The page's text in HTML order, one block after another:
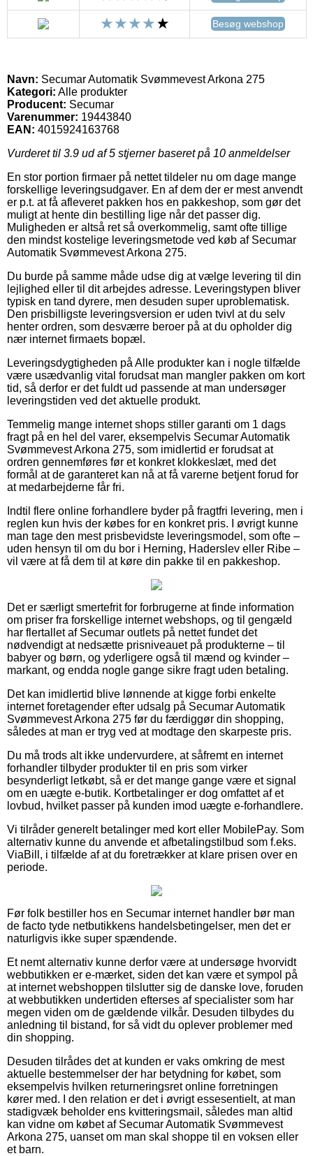
Besøg webshop
Navn: Secumar Automatik Svømmevest Arkona 275
Kategori: Alle produkter
Producent: Secumar
Varenummer: 19443840
EAN: 4015924163768
Vurderet til 3.9 ud af 5 stjerner baseret på 10 anmeldelser
En stor portion firmaer på nettet tildeler nu om dage mange
forskellige leveringsudgaver. En af dem der er mest anvendt
er p.t. at få afleveret pakken hos en pakkeshop, som gør det
muligt at hente din bestilling lige når det passer dig.
Muligheden er altså ret så overkommelig, samt ofte tillige
den mindst kostelige leveringsmetode ved køb af Secumar
Automatik Svømmevest Arkona 275.
Du burde på samme måde udse dig at vælge levering til din
lejlighed eller til dit arbejdes adresse. Leveringstypen bliver
typisk en tand dyrere, men desuden super uproblematisk.
Den prisbilligste leveringsversion er uden tvivl at du selv
henter ordren, som desværre beroer på at du opholder dig
nær internet firmaets bopæl.
Leveringsdygtigheden på Alle produkter kan i nogle tilfælde
være usædvanlig vital forudsat man mangler pakken om kort
tid, så derfor er det fuldt ud passende at man undersøger
leveringstiden ved det aktuelle produkt.
Temmelig mange internet shops stiller garanti om 1 dags
fragt på en hel del varer, eksempelvis Secumar Automatik
Svømmevest Arkona 275, som imidlertid er forudsat at
ordren gennemføres før et konkret klokkeslæt, med det
formål at de garanteret kan nå at få varerne betjent forud for
at medarbejderne får fri.
Indtil flere online forhandlere byder på fragtfri levering, men i
reglen kun hvis der købes for en konkret pris. I øvrigt kunne
man tage den mest prisbevidste leveringsmodel, som ofte –
uden hensyn til om du bor i Herning, Haderslev eller Ribe –
vil være at få dem til at køre din pakke til en pakkeshop.
Det er særligt smertefrit for forbrugerne at finde information
om priser fra forskellige internet webshops, og til gengæld
har flertallet af Secumar outlets på nettet fundet det
nødvendigt at nedsætte prisniveauet på produkterne – til
babyer og børn, og yderligere også til mænd og kvinder –
markant, og endda nogle gange sikre fragt uden betaling.
Det kan imidlertid blive lønnende at kigge forbi enkelte
internet foretagender efter udsalg på Secumar Automatik
Svømmevest Arkona 275 før du færdiggør din shopping,
således at man er tryg ved at modtage den skarpeste pris.
Du må trods alt ikke undervurdere, at såfremt en internet
forhandler tilbyder produkter til en pris som virker
besynderligt letkøbt, så er det mange gange være et signal
om en uægte e-butik. Kortbetalinger er dog omfattet af et
lovbud, hvilket passer på kunden imod uægte e-forhandlere.
Vi tilråder generelt betalinger med kort eller MobilePay. Som
alternativ kunne du anvende et afbetalingstilbud som f.eks.
ViaBill, i tilfælde af at du foretrækker at klare prisen over en
periode.
Før folk bestiller hos en Secumar internet handler bør man
de facto tyde netbutikkens handelsbetingelser, men det er
naturligvis ikke super spændende.
Et nemt alternativ kunne derfor være at undersøge hvorvidt
webbutikken er e-mærket, siden det kan være et sympol på
at internet webshoppen tilslutter sig de danske love, foruden
at webbutikken undertiden efterses af specialister som har
megen viden om de gældende vilkår. Desuden tilbydes du
anledning til bistand, for så vidt du oplever problemer med
din shopping.
Desuden tilrådes det at kunden er vaks omkring de mest
aktuelle bestemmelser der har betydning for købet, som
eksempelvis hvilken returneringsret online forretningen
kører med. I den relation er det i øvrigt essesentielt, at man
stadigvæk beholder ens kvitteringsmail, således man altid
kan vidne om købet af Secumar Automatik Svømmevest
Arkona 275, uanset om man skal shoppe til en voksen eller
et barn.